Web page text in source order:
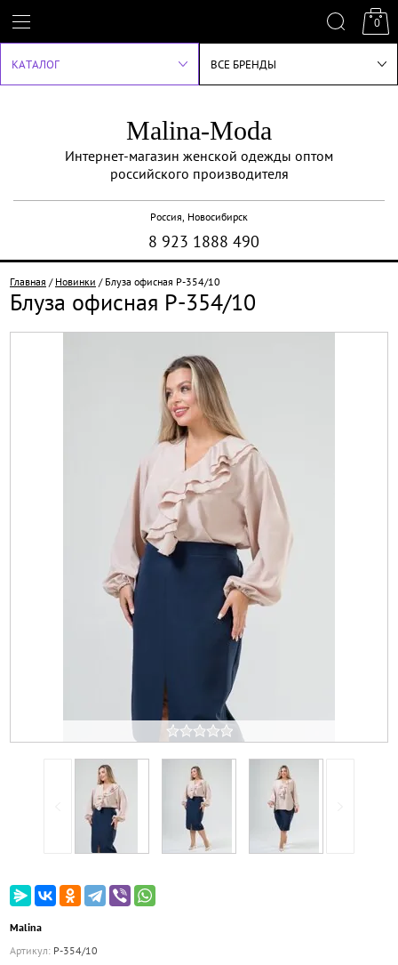
0
КАТАЛОГ ВСЕ БРЕНДЫ
Malina-Moda
Интернет-магазин женской одежды оптом
российского производителя
Россия, Новосибирск
8 923 1888 490
Главная / Новинки / Блуза офисная Р-354/10
Блуза офисная Р-354/10
Malina
Артикул: Р-354/10